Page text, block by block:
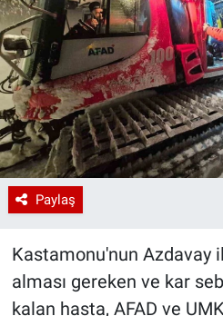
Paylaş
Kastamonu'nun Azdavay
alması gereken ve kar
kalan hasta, AFAD ve